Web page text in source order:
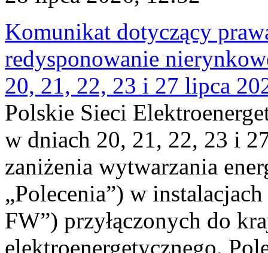
Komunikat dotyczący
redysponowanie
20, 21, 22, 23 i 27 lipca
Polskie Sieci
w dniach 20, 21, 22, 23 i
zaniżenia wytwarzania
„Polecenia”) w
FW”) przyłączonych do
elektroenergetycznego.